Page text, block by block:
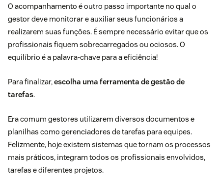
O acompanhamento é outro passo importante no qual o
gestor deve monitorar e auxiliar seus funcionários a
realizarem suas funções. É sempre necessário evitar que os
profissionais fiquem sobrecarregados ou ociosos. O
equilíbrio é a palavra-chave para a eficiência!
Para finalizar,escolha uma ferramenta de gestão de
tarefas.
Era comum gestores utilizarem diversos documentos e
planilhas como gerenciadores de tarefas para equipes.
Felizmente, hoje existem sistemas que tornam os processos
mais práticos, integram todos os profissionais envolvidos,
tarefas e diferentes projetos.